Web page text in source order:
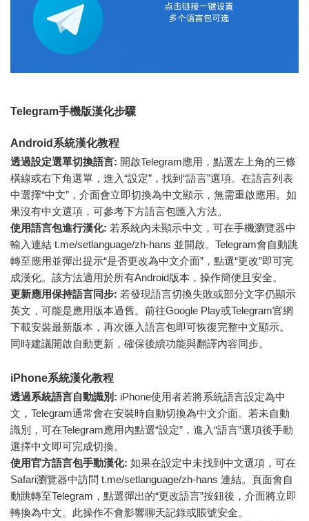
Telegram手機版漢化步驟
Android系統漢化教程
透過設定選單切換語言: 開啟Telegram應用，點選左上角的三條
橫線或右下角選單，進入“設定”，找到“語言”選項。在語言列表
中選擇“中文”，介面會立即切換為中文顯示，無需重啟應用。如
果沒有中文選項，可參考下方語言包匯入方法。
使用語言包進行漢化: 若系統內未顯示中文，可在手機瀏覽器中
輸入連結 t.me/setlanguage/zh-hans 並開啟。Telegram會自動跳
轉至應用並彈出提示“是否更改為中文介面”，點選“更改”即可完
成漢化。該方法適用於所有Android版本，操作簡便且安全。
更新應用保持語言同步: 若發現語言切換失敗或部分文字仍顯示
英文，可能是應用版本過舊。前往Google Play或Telegram官網
下載安裝最新版本，再次匯入語言包即可恢復完整中文顯示。
同時建議開啟自動更新，確保後續功能與翻譯內容同步。
iPhone系統漢化教程
透過系統語言自動識別: iPhone使用者若將系統語言設定為中
文，Telegram通常會在安裝時自動切換為中文介面。若未自動
識別，可在Telegram應用內點選“設定”，進入“語言”選項後手動
選擇中文即可完成切換。
使用官方語言包手動漢化: 如果在設定中未找到中文選項，可在
Safari瀏覽器中訪問 t.me/setlanguage/zh-hans 連結。頁面會自
動跳轉至Telegram，點選彈出的“更改語言”按鈕後，介面將立即
轉換為中文。此操作不會影響聊天記錄或賬號安全。